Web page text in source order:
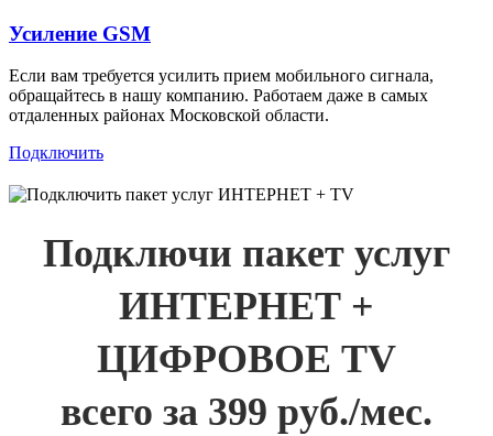
Усиление GSM
Если вам требуется усилить прием мобильного сигнала,
обращайтесь в нашу компанию. Работаем даже в самых
отдаленных районах Московской области.
Подключить
Подключи пакет услуг
ИНТЕРНЕТ +
ЦИФРОВОЕ TV
всего за 399 руб./мес.